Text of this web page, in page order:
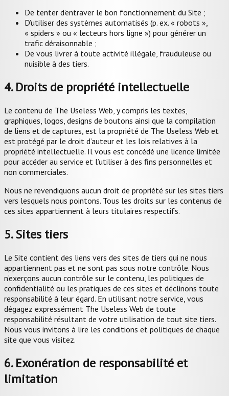
De tenter d’entraver le bon fonctionnement du Site ;
D’utiliser des systèmes automatisés (p. ex. « robots »,
« spiders » ou « lecteurs hors ligne ») pour générer un
trafic déraisonnable ;
De vous livrer à toute activité illégale, frauduleuse ou
nuisible à des tiers.
4. Droits de propriété intellectuelle
Le contenu de The Useless Web, y compris les textes,
graphiques, logos, designs de boutons ainsi que la compilation
de liens et de captures, est la propriété de The Useless Web et
est protégé par le droit d’auteur et les lois relatives à la
propriété intellectuelle. Il vous est concédé une licence limitée
pour accéder au service et l’utiliser à des fins personnelles et
non commerciales.
Nous ne revendiquons aucun droit de propriété sur les sites tiers
vers lesquels nous pointons. Tous les droits sur les contenus de
ces sites appartiennent à leurs titulaires respectifs.
5. Sites tiers
Le Site contient des liens vers des sites de tiers qui ne nous
appartiennent pas et ne sont pas sous notre contrôle. Nous
n’exerçons aucun contrôle sur le contenu, les politiques de
confidentialité ou les pratiques de ces sites et déclinons toute
responsabilité à leur égard. En utilisant notre service, vous
dégagez expressément The Useless Web de toute
responsabilité résultant de votre utilisation de tout site tiers.
Nous vous invitons à lire les conditions et politiques de chaque
site que vous visitez.
6. Exonération de responsabilité et
limitation